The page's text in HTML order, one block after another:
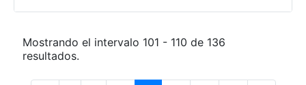
Mostrando el intervalo 101 - 110 de 136
resultados.